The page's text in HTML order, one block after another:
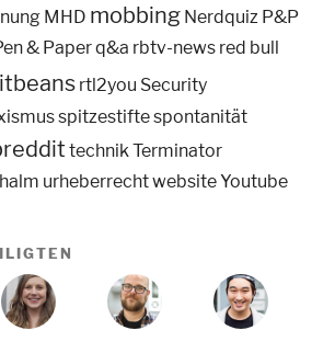
MHD mobbing Nerdquiz P&P
& Paperq&a rbtv-news red bull
rtl2you Security
spitzestiftespontanität
technik Terminator
urheberrechtwebsiteYoutube